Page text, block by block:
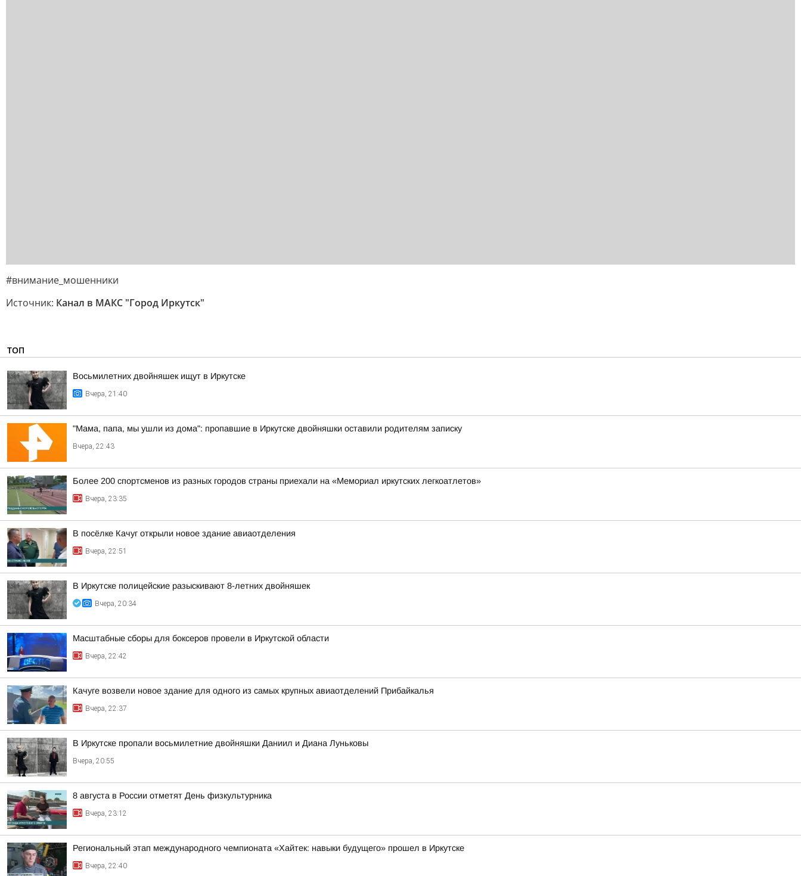
#внимание_мошенники
Источник: Канал в МАКС "Город Иркутск"
ТОП
Восьмилетних двойняшек ищут в Иркутске
Вчера, 21:40
"Мама, папа, мы ушли из дома": пропавшие в Иркутске двойняшки оставили родителям записку
Вчера, 22:43
Более 200 спортсменов из разных городов страны приехали на «Мемориал иркутских легкоатлетов»
Вчера, 23:35
В посёлке Качуг открыли новое здание авиаотделения
Вчера, 22:51
В Иркутске полицейские разыскивают 8-летних двойняшек
Вчера, 20:34
Масштабные сборы для боксеров провели в Иркутской области
Вчера, 22:42
Качуге возвели новое здание для одного из самых крупных авиаотделений Прибайкалья
Вчера, 22:37
В Иркутске пропали восьмилетние двойняшки Даниил и Диана Луньковы
Вчера, 20:55
8 августа в России отметят День физкультурника
Вчера, 23:12
Региональный этап международного чемпионата «Хайтек: навыки будущего» прошел в Иркутске
Вчера, 22:40